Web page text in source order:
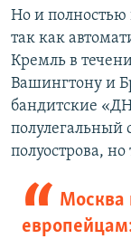
Но и полностью
так как
Кремль в
Вашингтону и
бандитские
полулегальный
полуострова,
Москва